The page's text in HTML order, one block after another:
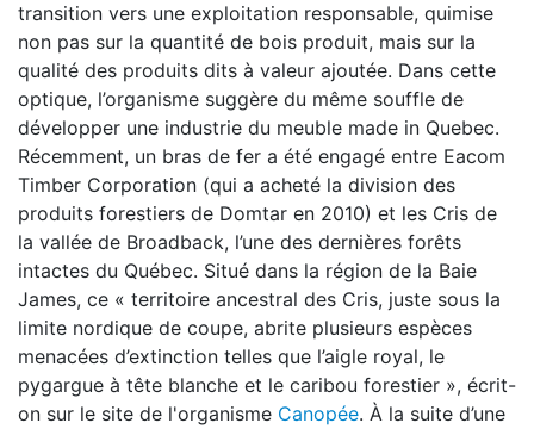
transition vers une exploitation responsable, quimise
non pas sur la quantité de bois produit, mais sur la
qualité des produits dits à valeur ajoutée. Dans cette
optique, l’organisme suggère du même souffle de
développer une industrie du meuble made in Quebec.
Récemment, un bras de fer a été engagé entre Eacom
Timber Corporation (qui a acheté la division des
produits forestiers de Domtar en 2010) et les Cris de
la vallée de Broadback, l’une des dernières forêts
intactes du Québec. Situé dans la région de la Baie
James, ce « territoire ancestral des Cris, juste sous la
limite nordique de coupe, abrite plusieurs espèces
menacées d’extinction telles que l’aigle royal, le
pygargue à tête blanche et le caribou forestier », écrit-
on sur le site de l'organisme Canopée. À la suite d’une